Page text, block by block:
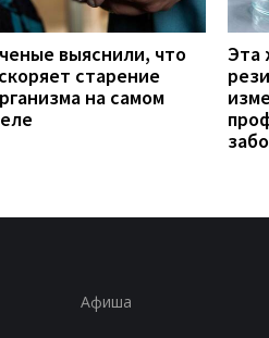
выяснили, что
старение
на самом
Эта
Афиша